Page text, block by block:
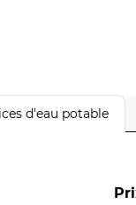
d'eau potable